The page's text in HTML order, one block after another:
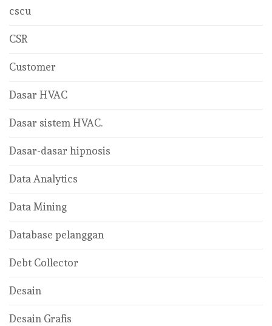
cscu
CSR
Customer
Dasar HVAC
Dasar sistem HVAC.
Dasar-dasar hipnosis
Data Analytics
Data Mining
Database pelanggan
Debt Collector
Desain
Desain Grafis